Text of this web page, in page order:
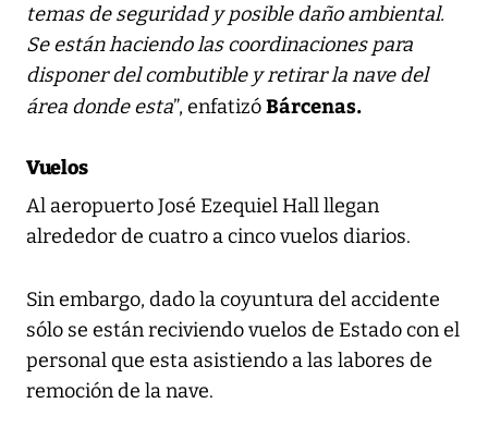
temas de seguridad y posible daño ambiental.
Se están haciendo las coordinaciones para
disponer del combutible y retirar la nave del
área donde esta”, enfatizóBárcenas.
Vuelos
Al aeropuerto José Ezequiel Hall llegan
alrededor de cuatro a cinco vuelos diarios.
Sin embargo, dado la coyuntura del accidente
sólo se están reciviendo vuelos de Estado con el
personal que esta asistiendo a las labores de
remoción de la nave.